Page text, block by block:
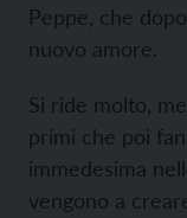
Peppe, che
nuovo amore.
Si ride molto,
primi che poi
immedesima
vengono a